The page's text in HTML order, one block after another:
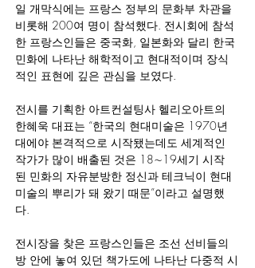
일 개막식에는 프랑스 정부의 문화부 차관을
비롯해 200여 명이 참석했다. 전시회에 참석
한 프랑스인들은 중국화, 일본화와 달리 한국
민화에 나타난 해학적이고 현대적이며 장식
적인 표현에 깊은 관심을 보였다.
전시를 기획한 아트컨설팅사 헬리오아트의
한혜욱 대표는 “한국의 현대미술은 1970년
대에야 본격적으로 시작됐는데도 세계적인
작가가 많이 배출된 것은 18∼19세기 시작
된 민화의 자유분방한 정신과 테크닉이 현대
미술의 뿌리가 돼 왔기 때문”이라고 설명했
다.
전시장을 찾은 프랑스인들은 조선 선비들의
방 안에 놓여 있던 책가도에 나타난 다중적 시